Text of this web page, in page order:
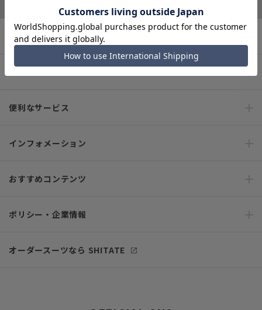
※税表記がないものはすべて税込み価格となります
キャンペーン情報
便利なサービス
インフォメーション
おすすめコンテンツ
ポリシー・企業情報
オーダースーツなら SHITATE